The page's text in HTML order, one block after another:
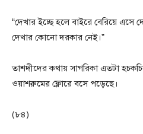
“দেখার ইচ্ছে হলে বাইরে বেরিয়ে এসে
দেখার কোনো দরকার নেই।”
তাশদীদের কথায় সাগরিকা এতটা
ওয়াশরুমের ফ্লোরে বসে পড়েছে।
(৮৪)